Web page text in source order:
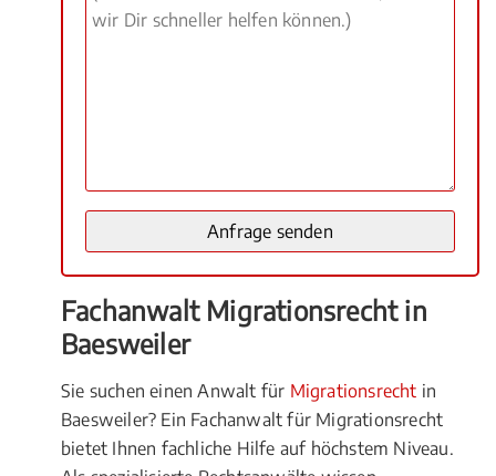
Fachanwalt Migrationsrecht in
Baesweiler
Sie suchen einen Anwalt für Migrationsrecht in
Baesweiler? Ein Fachanwalt für Migrationsrecht
bietet Ihnen fachliche Hilfe auf höchstem Niveau.